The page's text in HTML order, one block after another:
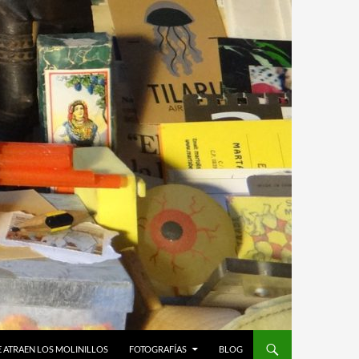
ATRAEN LOS MOLINILLOS FOTOGRAFÍAS BLOG